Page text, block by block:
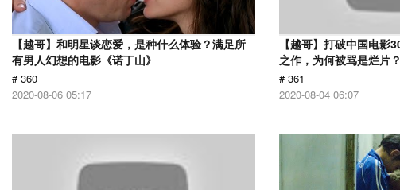
【越哥】和明星谈恋爱，是种什么体验？满足所
有男人幻想的电影《诺丁山》
# 360
2020-08-06 05:17
【越哥】打破中国电影
之作，为何被骂是烂片？
# 361
2020-08-04 06:07